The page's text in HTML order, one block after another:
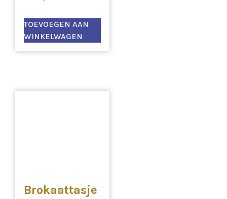
TOEVOEGEN AAN
WINKELWAGEN
Brokaattasje